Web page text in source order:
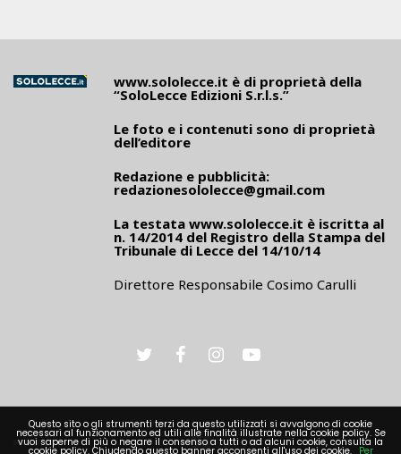
www.sololecce.it è di proprietà della
“SoloLecce Edizioni S.r.l.s.”
Le foto e i contenuti sono di proprietà
dell’editore
Redazione e pubblicità:
redazionesololecce@gmail.com
La testata www.sololecce.it è iscritta al
n. 14/2014 del Registro della Stampa del
Tribunale di Lecce del 14/10/14
Direttore Responsabile Cosimo Carulli
PRIVACY
Questo sito o gli strumenti terzi da questo utilizzati si avvalgono di cookie
necessari al funzionamento ed utili alle finalità illustrate nella cookie policy. Se
vuoi saperne di più o negare il consenso a tutti o ad alcuni cookie, consulta la
cookie policy. Chiudendo questo banner acconsenti all'uso dei cookie. Per